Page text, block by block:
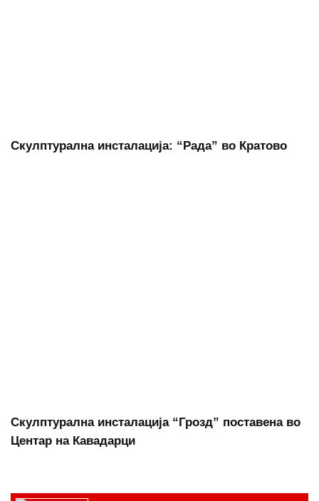
Скулптурална инсталација: “Рада” во Кратово
Скулптурална инсталација “Грозд” поставена во
Центар на Кавадарци